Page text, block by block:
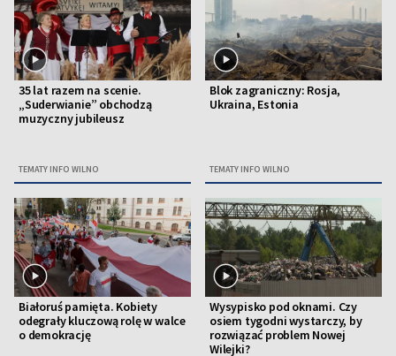
35 lat razem na scenie.
„Suderwianie” obchodzą
muzyczny jubileusz
TEMATY INFO WILNO
Blok zagraniczny: Rosja,
Ukraina, Estonia
TEMATY INFO WILNO
Białoruś pamięta. Kobiety
odegrały kluczową rolę w walce
o demokrację
Wysypisko pod oknami. Czy
osiem tygodni wystarczy, by
rozwiązać problem Nowej
Wilejki?